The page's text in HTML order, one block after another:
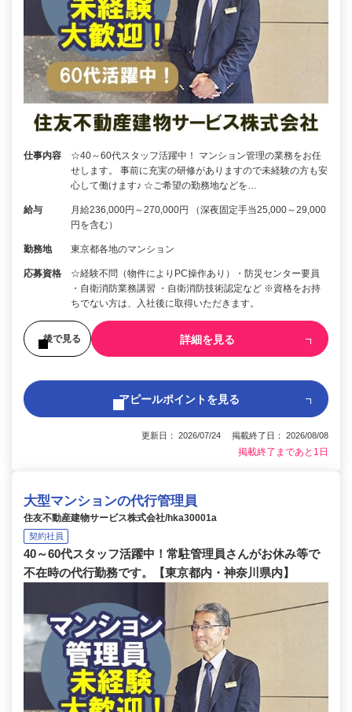
仕事内容
☆40～60代スタッフ活躍中！ マンション管理の業務をお任
せします。 事前に充実の研修がありますので未経験の方も安
心して働けます♪ ☆ご希望の勤務地などを…
給与
月給236,000円～270,000円 （深夜固定手当25,000～29,000
円を含む）
勤務地 東京都各地のマンション
応募資格
☆経験不問（物件によりPC操作あり）・防災センター要員
・自衛消防業務講習 ・自衛消防技術認定など ※資格をお持
ちでない方は、入社後に取得いただきます。
後で見る 詳細を見る
アピールポイントを見る
更新日： 2026/07/24 掲載終了日： 2026/08/08
掲載終了まであと1日
大型マンションの代行管理員
住友不動産建物サービス株式会社/hka30001a
契約社員
40～60代スタッフ活躍中！常駐管理員さんがお休み等で
不在時の代行勤務です。【東京都内・神奈川県内】